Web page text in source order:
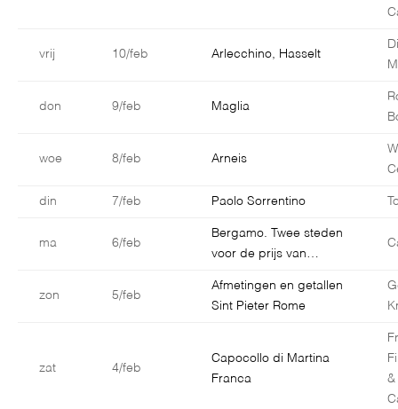
vrij 10/feb Arlecchino, Hasselt
don 9/feb Maglia
woe 8/feb Arneis
din 7/feb Paolo Sorrentino
ma 6/feb
Bergamo. Twee steden
voor de prijs van…
zon 5/feb
Afmetingen en getallen
Sint Pieter Rome
zat 4/feb
Capocollo di Martina
Franca
&